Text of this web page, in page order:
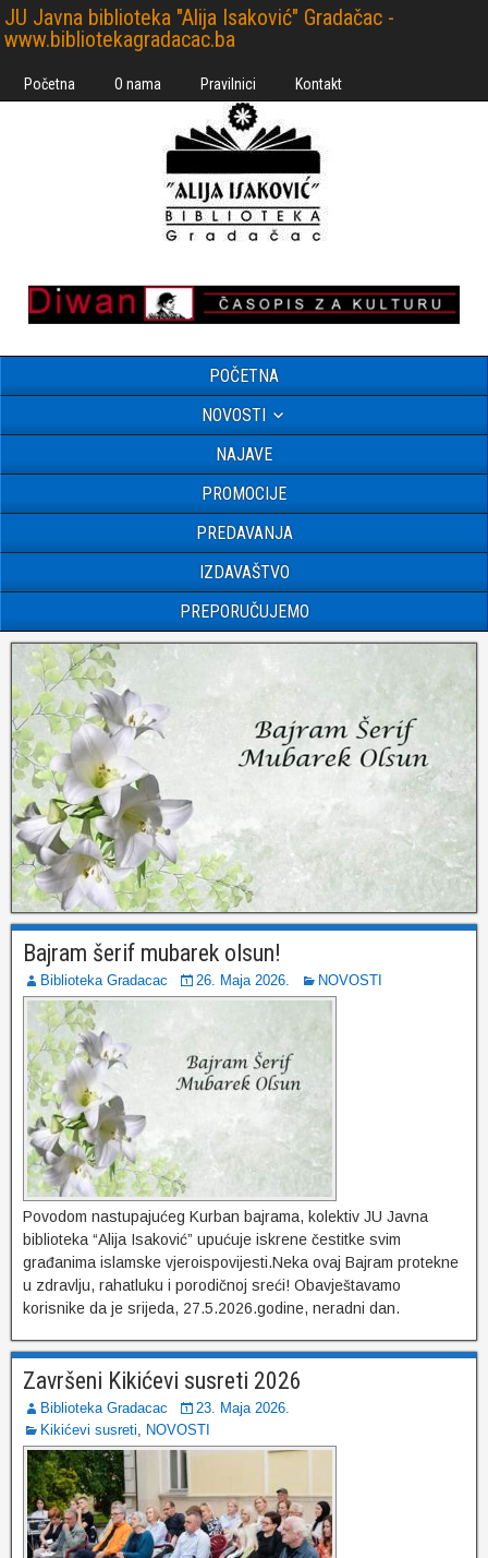
JU Javna biblioteka "Alija Isaković" Gradačac -
www.bibliotekagradacac.ba
Početna O nama Pravilnici Kontakt
POČETNA
NOVOSTI
NAJAVE
PROMOCIJE
PREDAVANJA
IZDAVAŠTVO
PREPORUČUJEMO
Bajram šerif mubarek olsun!
Biblioteka Gradacac 26. Maja 2026. NOVOSTI
Povodom nastupajućeg Kurban bajrama, kolektiv JU Javna
biblioteka “Alija Isaković” upućuje iskrene čestitke svim
građanima islamske vjeroispovijesti.Neka ovaj Bajram protekne
u zdravlju, rahatluku i porodičnoj sreći! Obavještavamo
korisnike da je srijeda, 27.5.2026.godine, neradni dan.
Završeni Kikićevi susreti 2026
Biblioteka Gradacac
23. Maja 2026.
Kikićevi susreti, NOVOSTI